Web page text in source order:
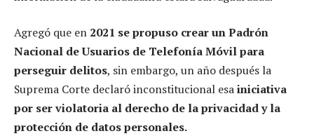
Agregó que en 2021 se propuso crear un Padrón
Nacional de Usuarios de Telefonía Móvil para
perseguir delitos, sin embargo, un año después la
Suprema Corte declaró inconstitucional esainiciativa
por ser violatoria al derecho de la privacidad y la
protección de datos personales.